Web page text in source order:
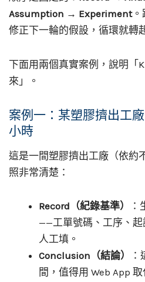
Assumption → Experiment。
修正下一輪的假設，循環就轉
下面用兩個真實案例，說明「
來」。
案例一：某塑膠擠出工
小時
這是一間塑膠擠出工廠（依約
照非常清楚：
Record（紀錄基準）
——工單號碼、工序、
人工填。
Conclusion（結論）
間，值得用 Web App